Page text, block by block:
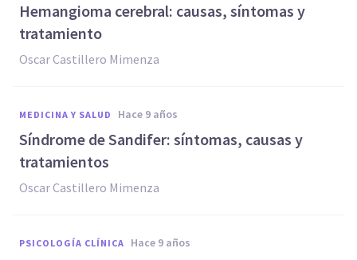
Hemangioma cerebral: causas, síntomas y
tratamiento
Oscar Castillero Mimenza
MEDICINA Y SALUD hace 9 años
Síndrome de Sandifer: síntomas, causas y
tratamientos
Oscar Castillero Mimenza
PSICOLOGÍA CLÍNICA hace 9 años